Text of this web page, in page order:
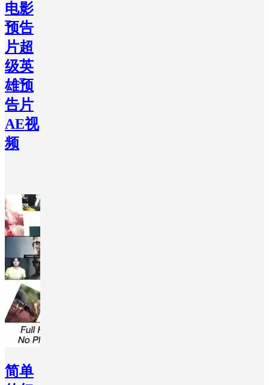
电影
预告
片超
级英
雄预
告片
AE视
频
简单